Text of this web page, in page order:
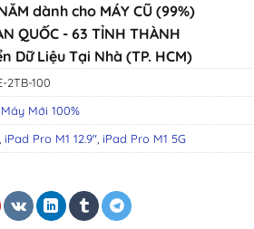
dành cho MÁY CŨ (99%)
QUỐC - 63 TỈNH THÀNH
Dữ Liệu Tại Nhà (TP. HCM)
2TB-100
Mới 100%
iPad Pro M1 12.9″ iPad Pro M1 5G